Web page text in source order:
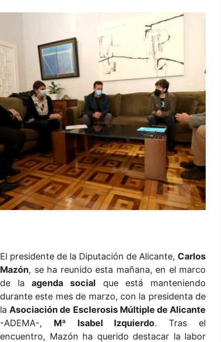
El presidente de la Diputación de Alicante, Carlos
Mazón, se ha reunido esta mañana, en el marco
de laagenda social que está manteniendo
durante este mes de marzo, con la presidenta de
la Asociación de Esclerosis Múltiple de Alicante
-ADEMA-, Mª Isabel Izquierdo. Tras el
encuentro, Mazón ha querido destacar la labor